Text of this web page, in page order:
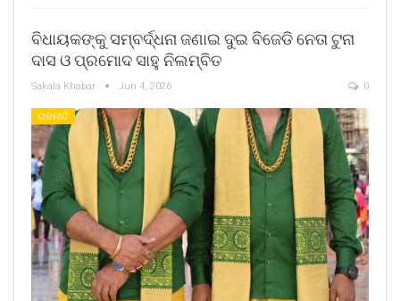
ବିଧାୟକଙ୍କୁ ସମ୍ବର୍ଦ୍ଧନା ଜଣାଇ ଦୁଇ ବିଜେଡି ନେତା ଟୁନା
ଦାସ ଓ ପ୍ରମୋଦ ସାହୁ ନିଲମ୍ବିତ
Sakala Khabar Jun 4, 2026 0
ରାଜନୀତି